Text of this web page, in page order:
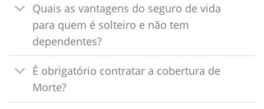
Quais as vantagens do seguro de vida
para quem é solteiro e não tem
dependentes?
É obrigatório contratar a cobertura de
Morte?